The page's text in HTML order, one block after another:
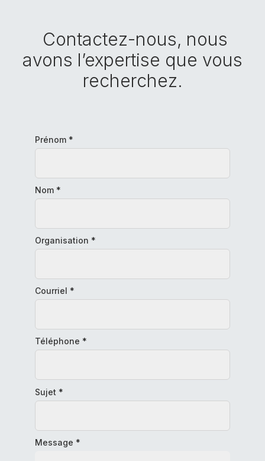
Contactez-nous, nous
avons l’expertise que vous
recherchez.
Prénom *
Nom *
Organisation *
Courriel *
Téléphone *
Sujet *
Message *